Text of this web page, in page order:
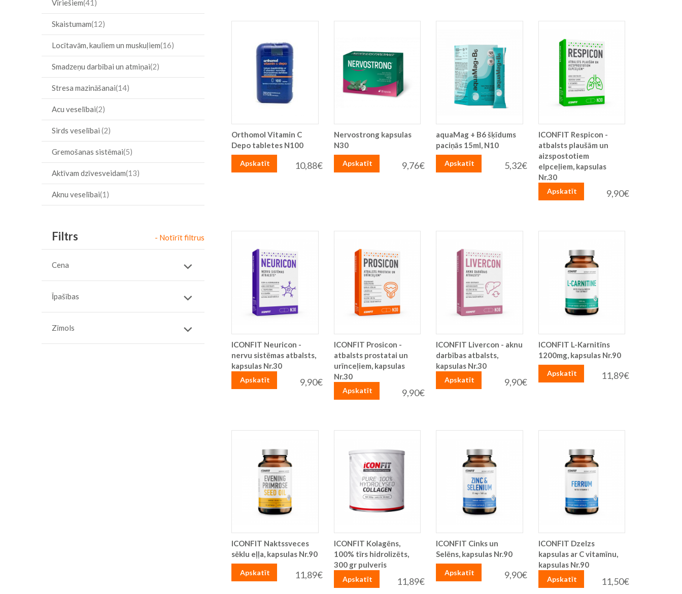
Orthomol Vitamin C
Depo tabletes N100
10,88€
Apskatīt
Nervostrong kapsulas
N30
9,76€
Apskatīt
aquaMag + B6 šķīdums
paciņās 15ml, N10
5,32€
Apskatīt
ICONFIT Respicon -
atbalsts plaušām un
aizspostotiem
elpceļiem, kapsulas
Nr.30
9,90€
Apskatīt
ICONFIT Neuricon -
nervu sistēmas atbalsts,
kapsulas Nr.30
9,90€
Apskatīt
ICONFIT Prosicon -
atbalsts prostatai un
urīnceļiem, kapsulas
Nr.30
9,90€
Apskatīt
ICONFIT Livercon - aknu
darbības atbalsts,
kapsulas Nr.30
9,90€
Apskatīt
ICONFIT L-Karnitīns
1200mg, kapsulas Nr.90
11,89€
Apskatīt
ICONFIT Naktssveces
sēklu eļļa, kapsulas Nr.90
11,89€
Apskatīt
ICONFIT Kolagēns,
100% tīrs hidrolizēts,
300 gr pulveris
11,89€
Apskatīt
ICONFIT Cinks un
Selēns, kapsulas Nr.90
9,90€
Apskatīt
ICONFIT Dzelzs
kapsulas ar C vitamīnu,
kapsulas Nr.90
11,50€
Apskatīt
Vīriešiem 41
Skaistumam 12
Locītavām, kauliem un muskuļiem 16
Smadzeņu darbībai un atmiņai 2
Stresa mazināšanai 14
Acu veselībai 2
Sirds veselībai 2
Gremošanas sistēmai 5
Aktīvam dzīvesveidam 13
Aknu veselībai 1
Filtrs - Notīrīt filtrus
Cena
Īpašības
Zīmols